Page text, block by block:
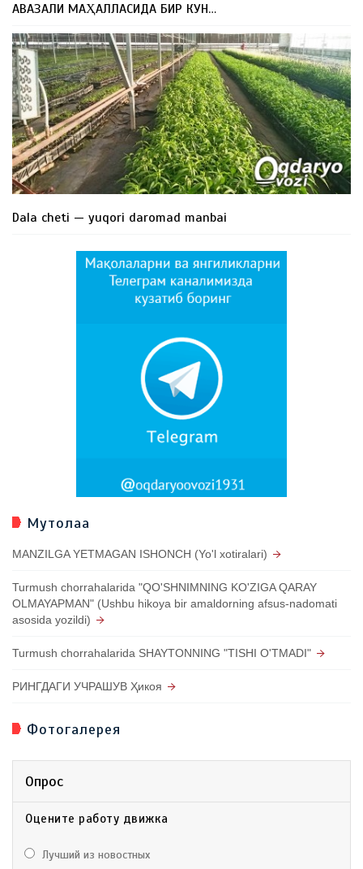
АВАЗАЛИ МАҲАЛЛАСИДА БИР КУН…
Dala cheti — yuqori daromad manbai
Мутолаа
MANZILGA YETMAGAN ISHONCH (Yo'l xotiralari)
Turmush chorrahalarida "QO'SHNIMNING KO'ZIGA QARAY
OLMAYAPMAN" (Ushbu hikoya bir amaldorning afsus-nadomati
asosida yozildi)
Turmush chorrahalarida SHAYTONNING "TISHI O'TMADI"
РИНГДАГИ УЧРАШУВ Ҳикоя
Фотогалерея
Опрос
Оцените работу движка
Лучший из новостных